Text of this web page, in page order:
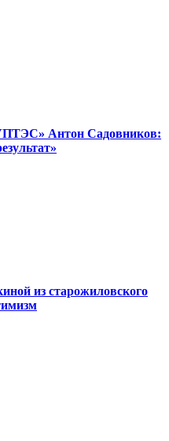
Антон Садовников:
из старожиловского